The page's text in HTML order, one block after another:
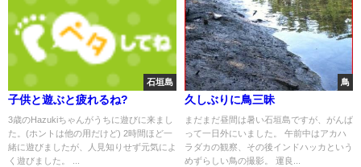
石垣島
子供と遊ぶと疲れるね?
3歳のHazukiちゃんがうちに遊びに来まし
た。(ホントは他の用だけど) 2時間ほど一
緒に遊びましたが、人見知りせず元気によ
く遊びました。 ...
鳥
久しぶりに鳥三昧
まだまだ昼間は暑い石垣島ですが、がんば
って一日外にいました。 午前中はアカハ
ラダカの観察、その後インドハッカという
めずらしい鳥の撮影。 運良...